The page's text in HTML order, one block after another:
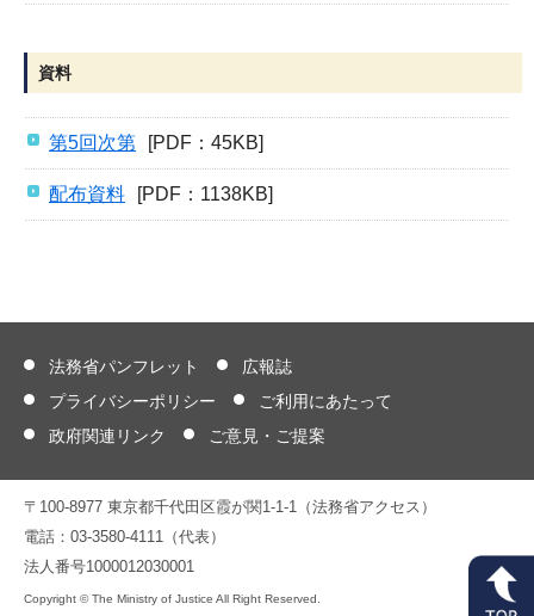
資料
第5回次第 [PDF：45KB]
配布資料 [PDF：1138KB]
法務省パンフレット
広報誌
プライバシーポリシー
ご利用にあたって
政府関連リンク
ご意見・ご提案
〒100-8977 東京都千代田区霞が関1-1-1（法務省アクセス）
電話：03-3580-4111（代表）
法人番号1000012030001
Copyright © The Ministry of Justice All Right Reserved.